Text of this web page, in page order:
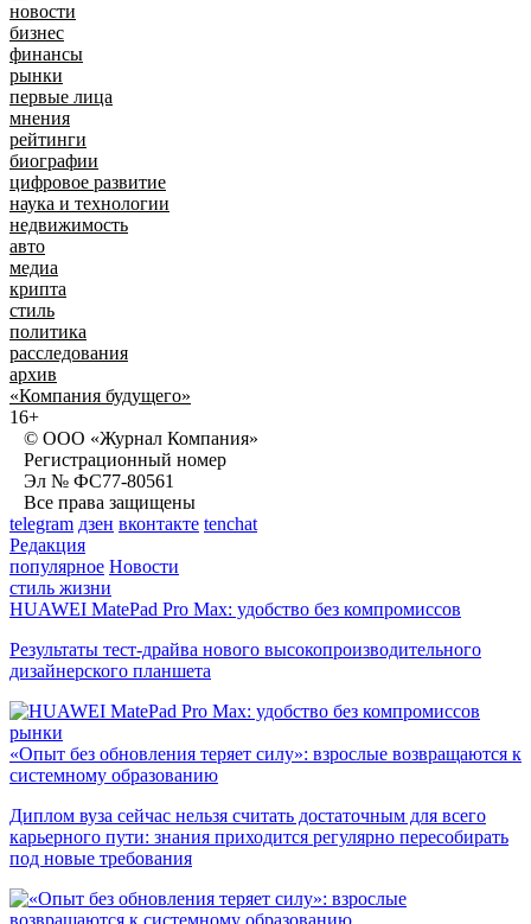
новости
бизнес
финансы
рынки
первые лица
мнения
рейтинги
биографии
цифровое развитие
наука и технологии
недвижимость
авто
медиа
крипта
стиль
политика
расследования
архив
«Компания будущего»
16+
© ООО «Журнал Компания»
Регистрационный номер
Эл № ФС77-80561
Все права защищены
telegram дзен вконтакте tenchat
Редакция
популярное Новости
стиль жизни
HUAWEI MatePad Pro Max: удобство без компромиссов
Результаты тест-драйва нового высокопроизводительного
дизайнерского планшета
рынки
«Опыт без обновления теряет силу»: взрослые возвращаются к
системному образованию
Диплом вуза сейчас нельзя считать достаточным для всего
карьерного пути: знания приходится регулярно пересобирать
под новые требования